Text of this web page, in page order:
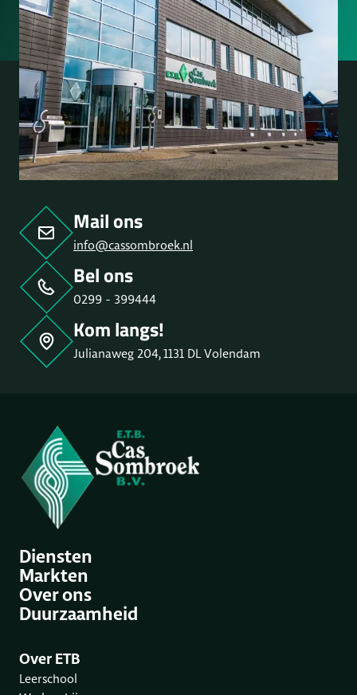
Mail ons
info@cassombroek.nl
Bel ons
0299 - 399444
Kom langs!
Julianaweg 204, 1131 DL Volendam
Diensten
Markten
Over ons
Duurzaamheid
Over ETB
Leerschool